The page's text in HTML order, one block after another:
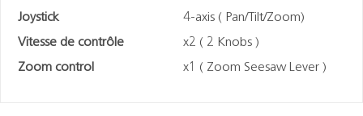
Joystick
4-axis ( Pan/Tilt/Zoom)
Vitesse de contrôle
x2 ( 2 Knobs )
Zoom control
x1 ( Zoom Seesaw Lever )